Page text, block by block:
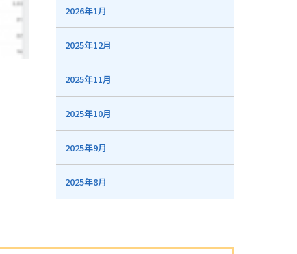
2026年1月
2025年12月
2025年11月
2025年10月
2025年9月
2025年8月